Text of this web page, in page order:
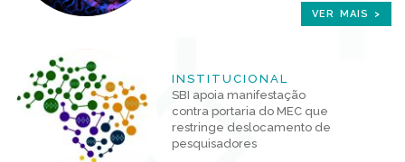
VER MAIS >
INSTITUCIONAL
SBI apoia manifestação
contra portaria do MEC que
restringe deslocamento de
pesquisadores